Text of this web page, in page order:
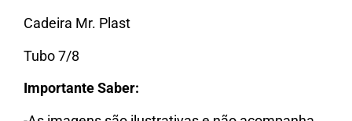
Cadeira Mr. Plast
Tubo 7/8
Importante Saber: